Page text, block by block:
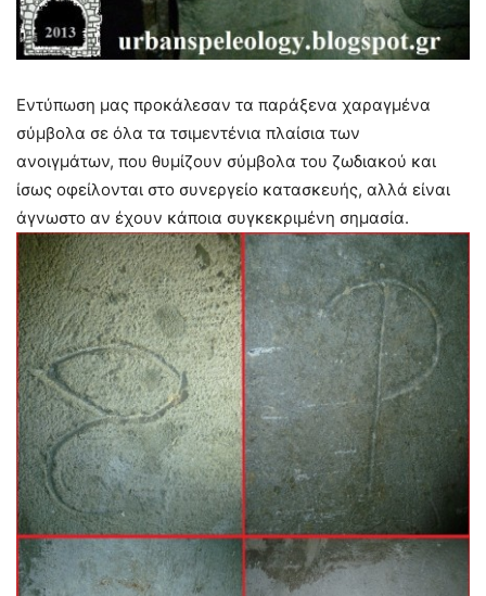
Εντύπωση μας προκάλεσαν τα παράξενα χαραγμένα
σύμβολα σε όλα τα τσιμεντένια πλαίσια των
ανοιγμάτων, που θυμίζουν σύμβολα του ζωδιακού και
ίσως οφείλονται στο συνεργείο κατασκευής, αλλά είναι
άγνωστο αν έχουν κάποια συγκεκριμένη σημασία.